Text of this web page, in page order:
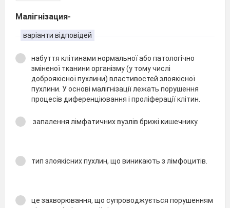
Малігнізация-
варіанти відповідей
набуття клітинами нормальної або патологічно
зміненої тканини організму (у тому числі
доброякісної пухлини) властивостей злоякісної
пухлини. У основі малігнізації лежать порушення
процесів диференціювання і проліферації клітин.
запалення лімфатичних вузлів брижі кишечнику.
тип злоякісних пухлин, що виникають з лімфоцитів.
це захворювання, що супроводжується порушенням